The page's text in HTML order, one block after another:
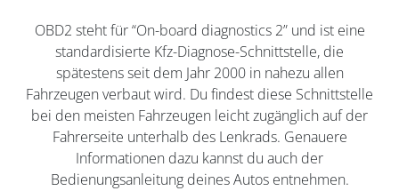
OBD2 steht für “On-board diagnostics 2” und ist eine
standardisierte Kfz-Diagnose-Schnittstelle, die
spätestens seit dem Jahr 2000 in nahezu allen
Fahrzeugen verbaut wird. Du findest diese Schnittstelle
bei den meisten Fahrzeugen leicht zugänglich auf der
Fahrerseite unterhalb des Lenkrads. Genauere
Informationen dazu kannst du auch der
Bedienungsanleitung deines Autos entnehmen.